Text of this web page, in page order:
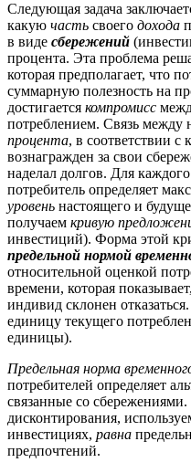
Следующая задача
какую часть своего дохода
в виде сбережений
процента. Эта проблема
которая предполагает, что
суммарную полезность на
достигается компромисс
потреблением. Связь между
процента, в соответствии с
вознагражден за свои
наделал долгов. Для
потребитель определяет
уровень настоящего и
получаем кривую
инвестиций). Форма этой
предельной нормой
относительной оценкой
времени, которая
индивид склонен
единицу текущего
единицы).
Предельная норма
потребителей определяет
связанные со
дисконтирования,
инвестициях, равна
предпочтений.